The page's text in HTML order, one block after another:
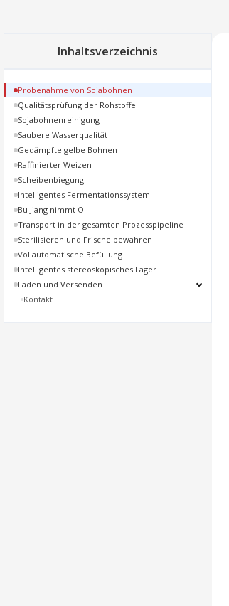
Inhaltsverzeichnis
Probenahme von Sojabohnen
Qualitätsprüfung der Rohstoffe
Sojabohnenreinigung
Saubere Wasserqualität
Gedämpfte gelbe Bohnen
Raffinierter Weizen
Scheibenbiegung
Intelligentes Fermentationssystem
Bu Jiang nimmt Öl
Transport in der gesamten Prozesspipeline
Sterilisieren und Frische bewahren
Vollautomatische Befüllung
Intelligentes stereoskopisches Lager
Laden und Versenden
Kontakt